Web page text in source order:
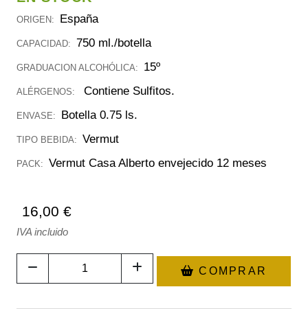
ORIGEN: España
CAPACIDAD: 750 ml./botella
GRADUACION ALCOHÓLICA: 15º
ALÉRGENOS: Contiene Sulfitos.
ENVASE: Botella 0.75 ls.
TIPO BEBIDA: Vermut
PACK: Vermut Casa Alberto envejecido 12 meses
16,00 €
IVA incluido
COMPRAR